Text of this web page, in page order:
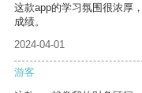
这款app的学习氛围很浓厚
成绩。
2024-04-01
游客